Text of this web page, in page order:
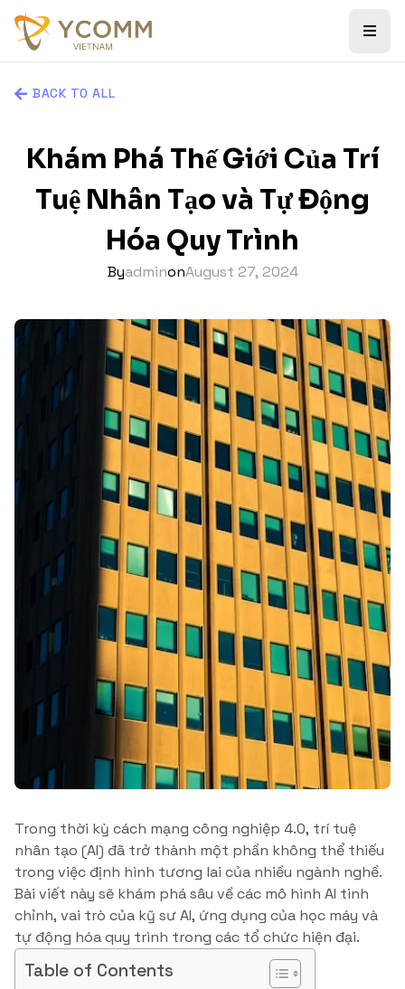
BACK TO ALL
Khám Phá Thế Giới Của Trí
Tuệ Nhân Tạo và Tự Động
Hóa Quy Trình
ByadminonAugust 27, 2024
Trong thời kỳ cách mạng công nghiệp 4.0, trí tuệ
nhân tạo (AI) đã trở thành một phần không thể thiếu
trong việc định hình tương lai của nhiều ngành nghề.
Bài viết này sẽ khám phá sâu về các mô hình AI tinh
chỉnh, vai trò của kỹ sư AI, ứng dụng của học máy và
tự động hóa quy trình trong các tổ chức hiện đại.
Table of Contents